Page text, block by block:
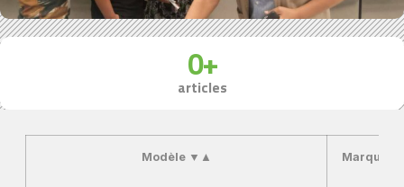
0+
articles
Modèle ▼ ▲ Marque